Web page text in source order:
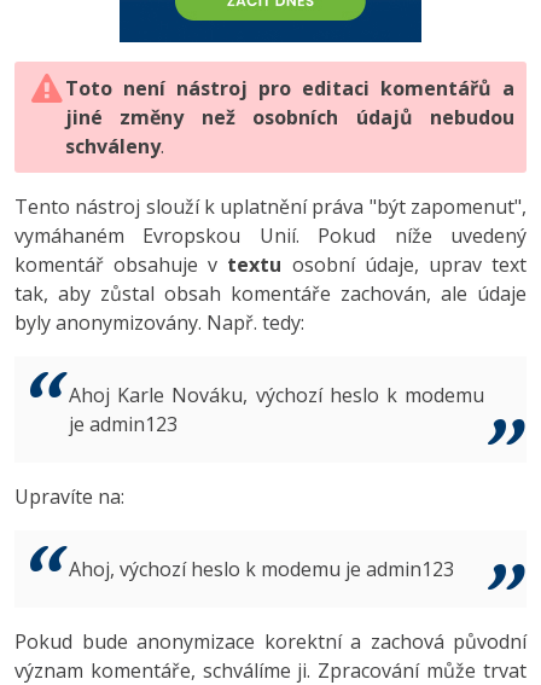
HTML5, CSS3, Bootstrap, SEO
SQL a databáze
Testování a verzování
UML a návrhové vzory
React
Spring
ASP.NET MVC
Best practices
PHP
JavaScript
Python
HTML / CSS
UML a návrhové vzory
MySQL/MariaDB
MS-SQL
Vývojář mobilních aplikací
C# Game developer
Tester
Systémový administrátor
3D grafik
Copywriter
WordPress specialista
-80%
JavaScript -80%
PHP -80%
Swift -80%
Kotlin -80%
VB.NET
Algoritmy -41%
Umělá inteligence (AI) -10%
Digitální gramotnost
Marketing
WordPress
SEO
UX
Business
Copywriting
Windows
-80%
Adobe Illustrator -80%
Adobe Lightroom
Adobe XD
Adobe InDesign -25%
Adobe After Effects
Inkscape
Fórum
Toto není nástroj pro editaci komentářů a
jiné změny než osobních údajů nebudou
schváleny.
Tento nástroj slouží k uplatnění práva "být zapomenut",
vymáhaném Evropskou Unií. Pokud níže uvedený
komentář obsahuje v textu osobní údaje, uprav text
tak, aby zůstal obsah komentáře zachován, ale údaje
byly anonymizovány. Např. tedy:
Ahoj Karle Nováku, výchozí heslo k modemu
je admin123
Upravíte na:
Ahoj, výchozí heslo k modemu je admin123
Pokud bude anonymizace korektní a zachová původní
význam komentáře, schválíme ji. Zpracování může trvat